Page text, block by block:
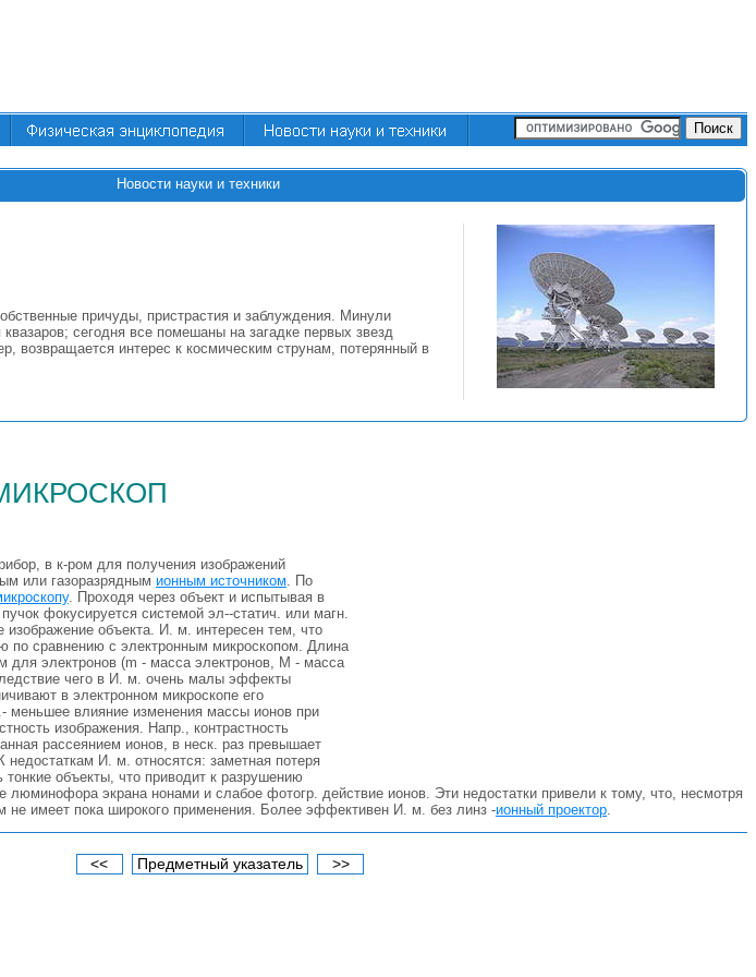
Новости науки и техники
причуды, пристрастия и заблуждения. Минули
сегодня все помешаны на загадке первых звезд
возвращается интерес к космическим струнам, потерянный в
в к-ром для получения изображений
или газоразрядным ионным источником. По
. Проходя через объект и испытывая в
фокусируется системой эл--статич. или магн.
объекта. И. м. интересен тем, что
по сравнению с электронным микроскопом. Длина
электронов (m - масса электронов, М - масса
чего в И. м. очень малы эффекты
в электронном микроскопе его
влияние изменения массы ионов при
изображения. Напр., контрастность
рассеянием ионов, в неск. раз превышает
недостаткам И. м. относятся: заметная потеря
объекты, что приводит к разрушению
экрана нонами и слабое фотогр. действие ионов. Эти недостатки привели к тому, что, несмотря
имеет пока широкого применения. Более эффективен И. м. без линз -ионный проектор.
<< Предметный указатель >>